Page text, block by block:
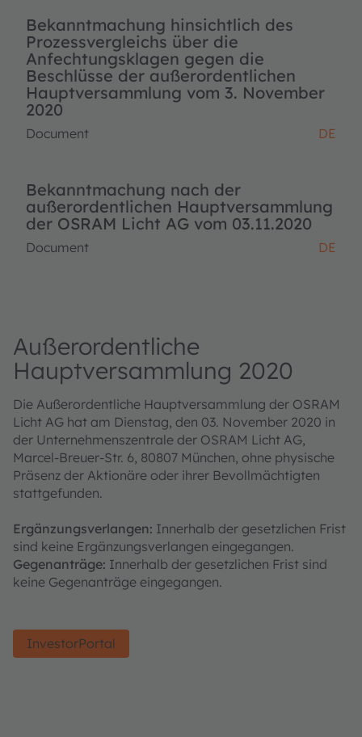
Bekanntmachung hinsichtlich des
Prozessvergleichs über die
Anfechtungsklagen gegen die
Beschlüsse der außerordentlichen
Hauptversammlung vom 3. November
2020
Document DE
Bekanntmachung nach der
außerordentlichen Hauptversammlung
der OSRAM Licht AG vom 03.11.2020
Document DE
Außerordentliche
Hauptversammlung 2020
Die Außerordentliche Hauptversammlung der OSRAM
Licht AG hat am Dienstag, den 03. November 2020 in
der Unternehmenszentrale der OSRAM Licht AG,
Marcel-Breuer-Str. 6, 80807 München, ohne physische
Präsenz der Aktionäre oder ihrer Bevollmächtigten
stattgefunden.
Ergänzungsverlangen: Innerhalb der gesetzlichen Frist
sind keine Ergänzungsverlangen eingegangen.
Gegenanträge: Innerhalb der gesetzlichen Frist sind
keine Gegenanträge eingegangen.
InvestorPortal